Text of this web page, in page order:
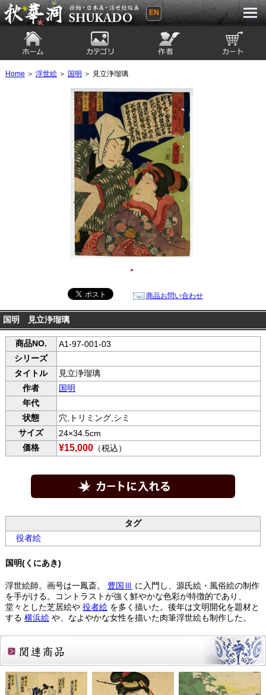
秋華洞 SHUKADO 掛軸・日本画・浮世
EN
Home ＞ 浮世絵＞ 国明 ＞ 見立浄瑠璃
●
商品お問い合わせ
国明 見立浄瑠璃
商品NO.
A1-97-001-03
シリーズ
タイトル
見立浄瑠璃
作者
国明
年代
状態
穴,トリミング,シミ
サイズ
24×34.5cm
価格
¥15,000（税込）
タグ
役者絵
国明(くにあき)
浮世絵師。画号は一鳳斎。 豊国Ⅲ に入門し、源氏絵・風俗絵の制作
を手がける。コントラストが強く鮮やかな色彩が特徴的であり、
堂々とした芝居絵や 役者絵を多く描いた。後年は文明開化を題材と
する 横浜絵や、なよやかな女性を描いた肉筆浮世絵も制作した。
関連商品